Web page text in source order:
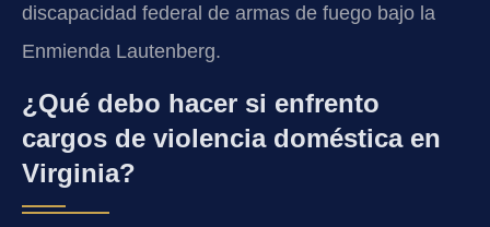
discapacidad federal de armas de fuego bajo la
Enmienda Lautenberg.
¿Qué debo hacer si enfrento
cargos de violencia doméstica en
Virginia?